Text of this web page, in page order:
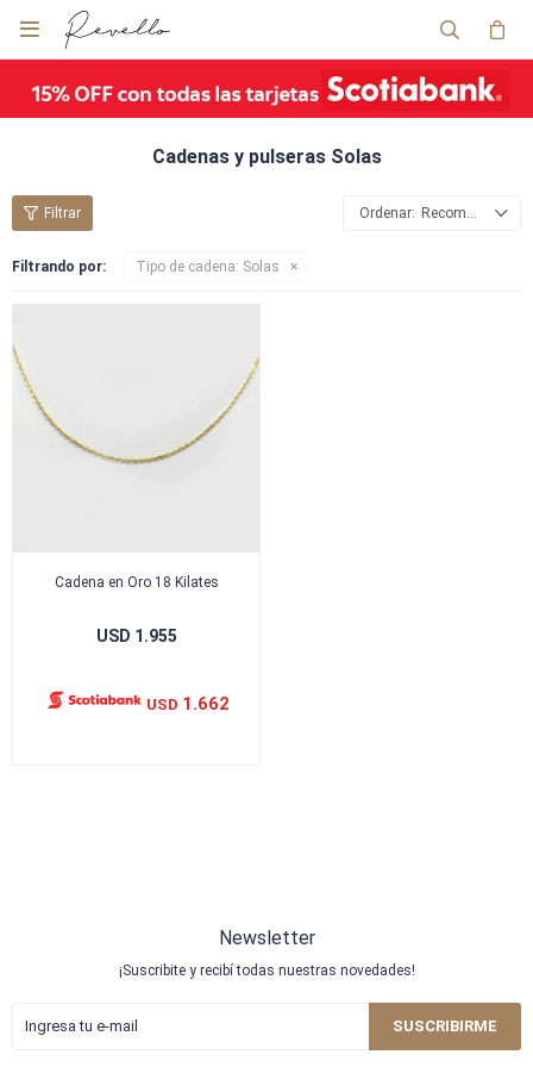

Cadenas y pulseras Solas
Recomendados
Filtrando por: Tipo de cadena: Solas
Cadena en Oro 18 Kilates
USD 1.955
USD 1.662
Newsletter
¡Suscribite y recibí todas nuestras novedades!
SUSCRIBIRME